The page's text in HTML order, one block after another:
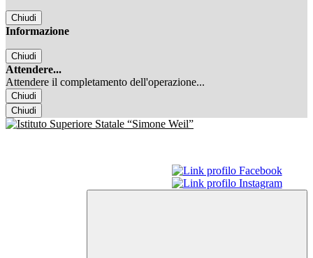
Chiudi
Informazione
Chiudi
Attendere...
Attendere il completamento dell'operazione...
Chiudi
Chiudi